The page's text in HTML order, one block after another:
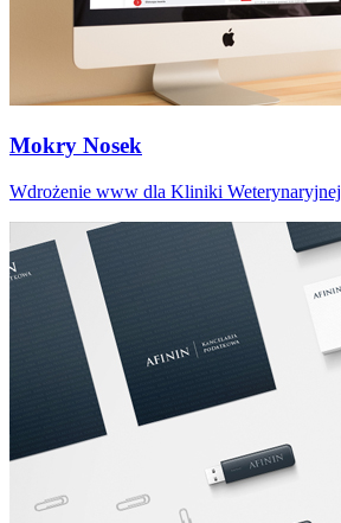
Mokry Nosek
Wdrożenie www dla Kliniki Weterynaryjnej